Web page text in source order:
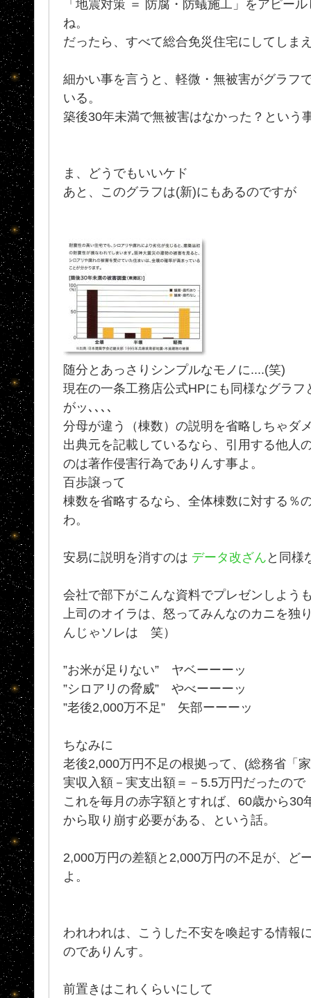
「地震対策 ＝ 防腐・防蟻施工」をアピー
ね。
だったら、すべて総合免災住宅にしてしま
細かい事を言うと、軽微・無被害がグラフ
いる。
築後30年未満で無被害はなかった？という
ま、どうでもいいケド
あと、このグラフは(新)にもあるのですが
随分とあっさりシンプルなモノに....(笑)
現在の一条工務店公式HPにも同様なグラフ
がッ､､､､
分母が違う（棟数）の説明を省略しちゃダ
出典元を記載しているなら、引用する他人
のは著作侵害行為でありんす事よ。
百歩譲って
棟数を省略するなら、全体棟数に対する％
わ。
安易に説明を消すのは データ改ざんと同様
会社で部下がこんな資料でプレゼンしよう
上司のオイラは、怒ってみんなのカニを独
んじゃソレは 笑）
”お米が足りない” ヤベーーーッ
”シロアリの脅威” やべーーーッ
”老後2,000万不足” 矢部ーーーッ
ちなみに
老後2,000万円不足の根拠って、(総務省「
実収入額－実支出額＝－5.5万円だったので
これを毎月の赤字額とすれば、60歳から30
から取り崩す必要がある、という話。
2,000万円の差額と2,000万円の不足が、ど
よ。
われわれは、こうした不安を喚起する情報
のでありんす。
前置きはこれくらいにして